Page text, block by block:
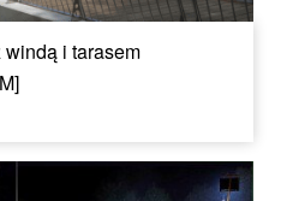
i tarasem